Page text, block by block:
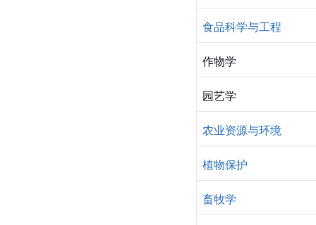
食品科学与工程
作物学
园艺学
农业资源与环境
植物保护
畜牧学